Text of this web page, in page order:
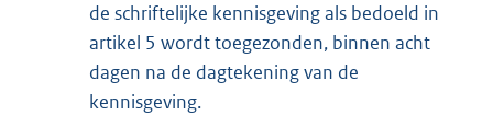
de schriftelijke kennisgeving als bedoeld in
artikel 5 wordt toegezonden, binnen acht
dagen na de dagtekening van de
kennisgeving.